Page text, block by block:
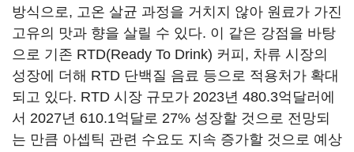
방식으로, 고온 살균 과정을 거치지 않아 원료가 가진
고유의 맛과 향을 살릴 수 있다. 이 같은 강점을 바탕
으로 기존 RTD(Ready To Drink) 커피, 차류 시장의
성장에 더해 RTD 단백질 음료 등으로 적용처가 확대
되고 있다. RTD 시장 규모가 2023년 480.3억달러에
서 2027년 610.1억달로 27% 성장할 것으로 전망되
는 만큼 아셉틱 관련 수요도 지속 증가할 것으로 예상